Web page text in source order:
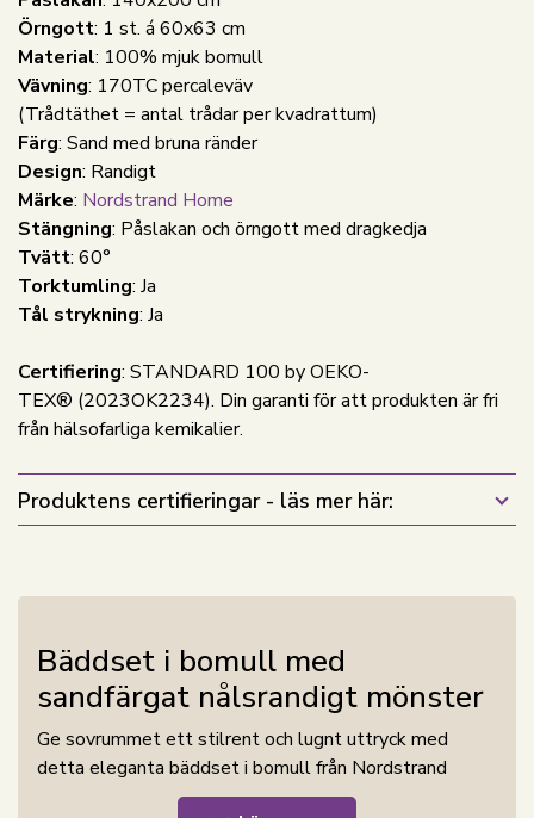
Örngott: 1 st. á 60x63 cm
Material: 100% mjuk bomull
Vävning: 170TC percaleväv
(Trådtäthet = antal trådar per kvadrattum)
Färg: Sand med bruna ränder
Design: Randigt
Märke: Nordstrand Home
Stängning: Påslakan och örngott med dragkedja
Tvätt: 60°
Torktumling: Ja
Tål strykning: Ja
Certifiering: STANDARD 100 by OEKO-
TEX® (2023OK2234). Din garanti för att produkten är fri
från hälsofarliga kemikalier.
Produktens certifieringar - läs mer här:
Bäddset i bomull med
sandfärgat nålsrandigt mönster
Ge sovrummet ett stilrent och lugnt uttryck med
detta eleganta bäddset i bomull från Nordstrand
Home. Det klassiska nålsrandiga mönstret i sand